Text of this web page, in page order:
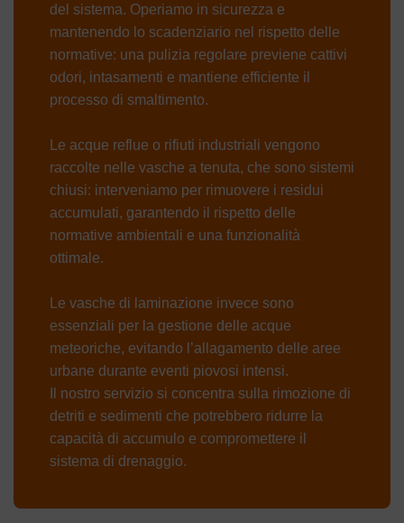
del sistema. Operiamo in sicurezza e
mantenendo lo scadenziario nel rispetto delle
normative: una pulizia regolare previene cattivi
odori, intasamenti e mantiene efficiente il
processo di smaltimento.
Le acque reflue o rifiuti industriali vengono
raccolte nelle vasche a tenuta, che sono sistemi
chiusi: interveniamo per rimuovere i residui
accumulati, garantendo il rispetto delle
normative ambientali e una funzionalità
ottimale.
Le vasche di laminazione invece sono
essenziali per la gestione delle acque
meteoriche, evitando l’allagamento delle aree
urbane durante eventi piovosi intensi.
Il nostro servizio si concentra sulla rimozione di
detriti e sedimenti che potrebbero ridurre la
capacità di accumulo e compromettere il
sistema di drenaggio.